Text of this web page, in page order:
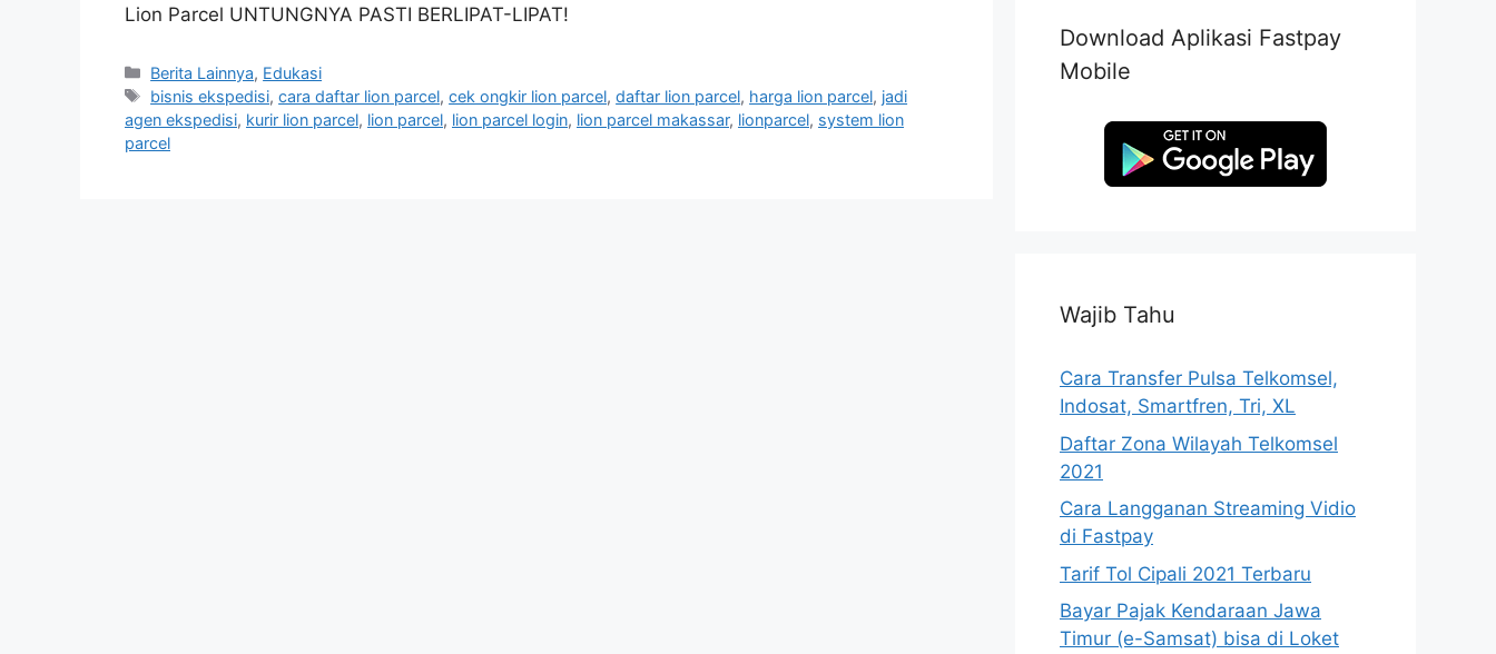
Lion Parcel UNTUNGNYA PASTI BERLIPAT-LIPAT!
Berita Lainnya, Edukasi
bisnis ekspedisi,cara daftar lion parcel,cek ongkir lion parcel,daftar lion parcel, harga lion parcel, jadi
agen ekspedisi, kurir lion parcel, lion parcel, lion parcel login, lion parcel makassar, lionparcel, system lion
parcel
Download Aplikasi Fastpay
Mobile
Wajib Tahu
Cara Transfer Pulsa Telkomsel,
Indosat, Smartfren, Tri, XL
Daftar Zona Wilayah Telkomsel
2021
Cara Langganan Streaming Vidio
di Fastpay
Tarif Tol Cipali 2021 Terbaru
Bayar Pajak Kendaraan Jawa
Timur (e-Samsat) bisa di Loket